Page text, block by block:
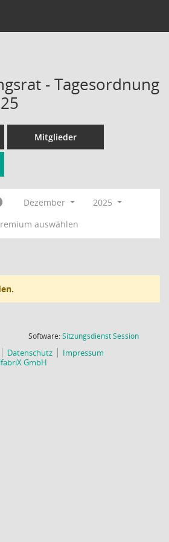
- Tagesordnung
Mitglieder
Dezember
2025
auswählen
Software:SitzungsdienstSession(Wird in
Datenschutz
Impressum
GmbH